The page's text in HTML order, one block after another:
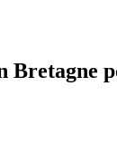
Bretagne